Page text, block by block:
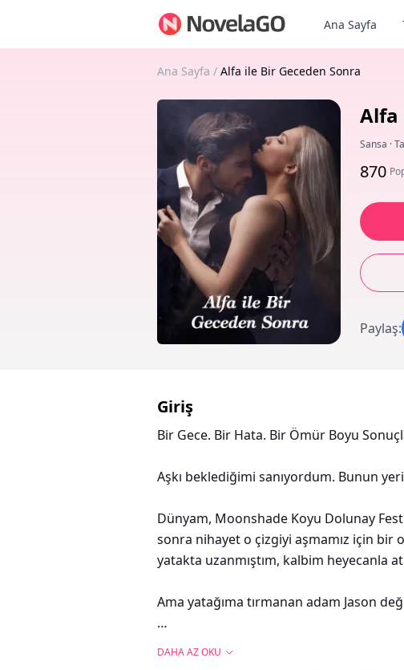
Ana Sayfa
Ana Sayfa / Alfa ile Bir Geceden Sonra
Alfa
Sansa ·
870
Paylaş:
Giriş
Bir Gece. Bir Hata. Bir Ömür Boyu
Aşkı beklediğimi sanıyordum. Bunun
Dünyam, Moonshade Koyu Dolunay
sonra nihayet o çizgiyi aşmamız için bir
yatakta uzanmıştım, kalbim heyecanla
Ama yatağıma tırmanan adam Jason
DAHA AZ OKU